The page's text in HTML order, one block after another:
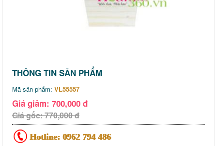
THÔNG TIN SẢN PHẨM
Mã sản phẩm: VL55557
Giá giảm: 700,000 đ
Giá gốc: 770,000 đ
Hotline: 0962 794 486